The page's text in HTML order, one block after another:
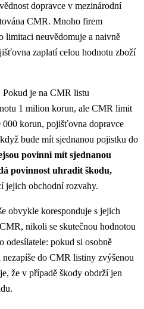
dopravce v mezinárodní
CMR. Mnoho firem
limitaci neuvědomuje a naivně
zaplatí celou hodnotu zboží
je na CMR listu
1 milion korun, ale CMR limit
korun, pojišťovna dopravce
bude mít sjednanou pojistku do
povinni mít sjednanou
povinnost uhradit škodu,
jejich obchodní rozvahy.
obvykle koresponduje s jejich
nikoli se skutečnou hodnotou
pokud si osobně
do CMR listiny zvýšenou
že v případě škody obdrží jen